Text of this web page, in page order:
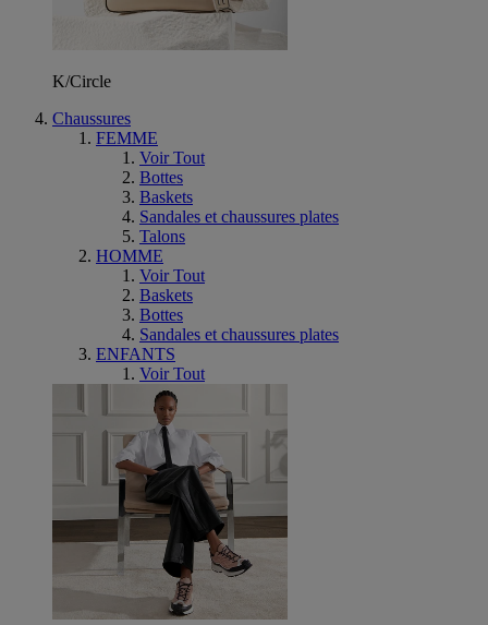
K/Circle
Chaussures
FEMME
Voir Tout
Bottes
Baskets
Sandales et chaussures plates
Talons
HOMME
Voir Tout
Baskets
Bottes
Sandales et chaussures plates
ENFANTS
Voir Tout